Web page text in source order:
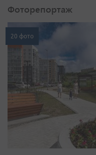
Фоторепортаж
20 фото